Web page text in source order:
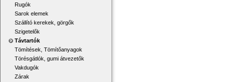
Rugók
Sarok elemek
Szállító kerekek, görgők
Szigetelők
Távtartók
Tömítések, Tömítőanyagok
Törésgátlók, gumi átvezetők
Vakdugók
Zárak